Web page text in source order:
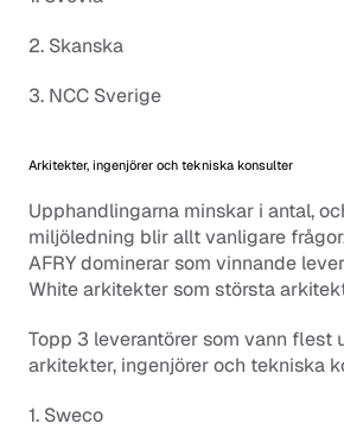
2. Skanska
3. NCC Sverige
Arkitekter, ingenjörer och tekniska konsulter
Upphandlingarna minskar i antal,
miljöledning blir allt vanligare
AFRY dominerar som vinnande
White arkitekter som största
Topp 3 leverantörer som vann flest
arkitekter, ingenjörer och tekniska
1. Sweco